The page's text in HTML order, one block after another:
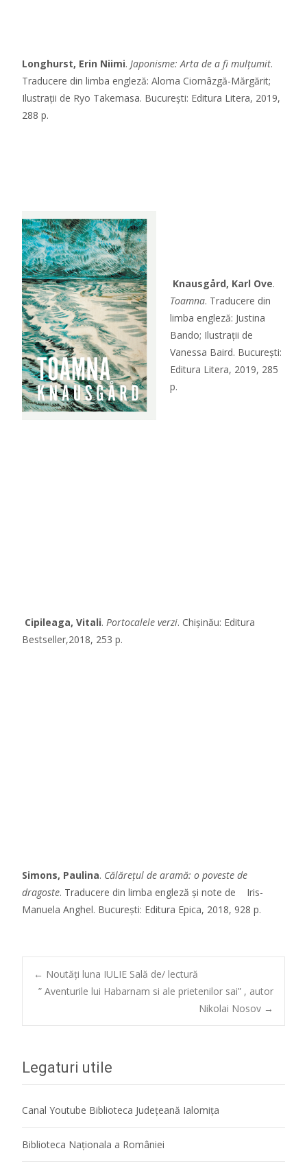
Longhurst, Erin Niimi. Japonisme: Arta de a fi mulțumit.
Traducere din limba engleză: Aloma Ciomâzgă-Mărgărit;
Ilustrații de Ryo Takemasa. București: Editura Litera, 2019,
288 p.
Knausgård, Karl Ove.
Toamna. Traducere din
limba engleză: Justina
Bando; Ilustrații de
Vanessa Baird. București:
Editura Litera, 2019, 285
p.
Cipileaga, Vitali. Portocalele verzi. Chișinău: Editura
Bestseller,2018, 253 p.
Simons, Paulina. Călărețul de aramă: o poveste de
dragoste. Traducere din limba engleză și note de Iris-
Manuela Anghel. București: Editura Epica, 2018, 928 p.
Post
navigation
← Noutăți luna IULIE Sală de/ lectură
” Aventurile lui Habarnam si ale prietenilor sai” , autor
Nikolai Nosov →
Legaturi utile
Canal Youtube Biblioteca Județeană Ialomița
Biblioteca Naţionala a României